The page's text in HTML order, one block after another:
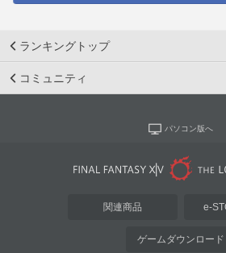
ランキングトップ
コミュニティ
パソコン版へ
関連商品 e-
ゲームダウンロード